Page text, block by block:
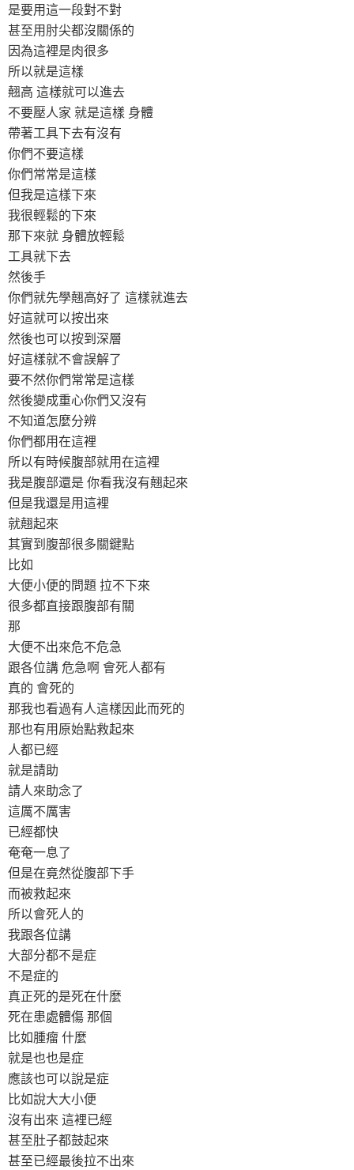
是要用這一段對不對
甚至用肘尖都沒關係的
因為這裡是肉很多
所以就是這樣
翹高 這樣就可以進去
不要壓人家 就是這樣 身體
帶著工具下去有沒有
你們不要這樣
你們常常是這樣
但我是這樣下來
我很輕鬆的下來
那下來就 身體放輕鬆
工具就下去
然後手
你們就先學翹高好了 這樣就進去
好這就可以按出來
然後也可以按到深層
好這樣就不會誤解了
要不然你們常常是這樣
然後變成重心你們又沒有
不知道怎麼分辨
你們都用在這裡
所以有時候腹部就用在這裡
我是腹部還是 你看我沒有翹起來
但是我還是用這裡
就翹起來
其實到腹部很多關鍵點
比如
大便小便的問題 拉不下來
很多都直接跟腹部有關
那
大便不出來危不危急
跟各位講 危急啊 會死人都有
真的 會死的
那我也看過有人這樣因此而死的
那也有用原始點救起來
人都已經
就是請助
請人來助念了
這厲不厲害
已經都快
奄奄一息了
但是在竟然從腹部下手
而被救起來
所以會死人的
我跟各位講
大部分都不是症
不是症的
真正死的是死在什麼
死在患處體傷 那個
比如腫瘤 什麼
就是也也是症
應該也可以說是症
比如說大大小便
沒有出來 這裡已經
甚至肚子都鼓起來
甚至已經最後拉不出來